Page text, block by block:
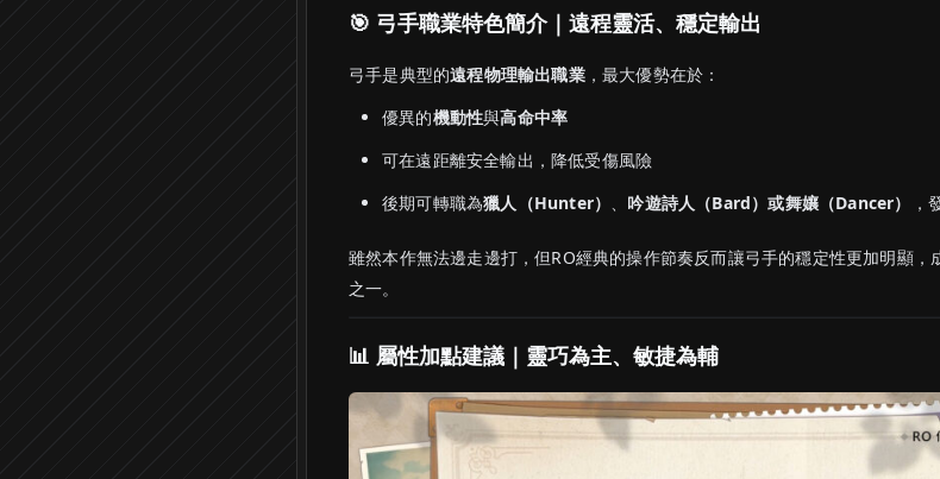
🎯 弓手職業特色簡介｜遠程靈活、穩定輸出
弓手是典型的遠程物理輸出職業，最大優勢在於：
優異的機動性與高命中率
可在遠距離安全輸出，降低受傷風險
後期可轉職為獵人（Hunter） 、 吟遊詩人（Bard）或舞孃（Dancer） ，
雖然本作無法邊走邊打，但RO經典的操作節奏反而讓弓手的穩定性更加明顯，
之一。
📊 屬性加點建議｜靈巧為主、敏捷為輔